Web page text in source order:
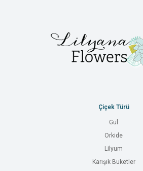
Çiçek Türü
Gül
Orkide
Lilyum
Karışık Buketler